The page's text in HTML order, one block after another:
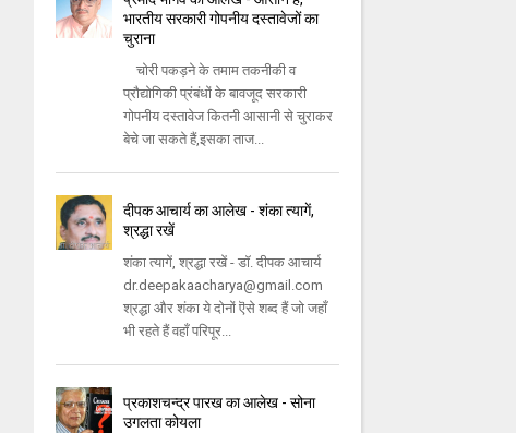
भारतीय सरकारी गोपनीय दस्तावेजों का
चुराना
चोरी पकड़ने के तमाम तकनीकी व
प्रौद्योगिकी प्रंबंधों के बावजूद सरकारी
गोपनीय दस्तावेज कितनी आसानी से चुराकर
बेचे जा सकते हैं,इसका ताज...
दीपक आचार्य का आलेख - शंका त्यागें,
श्रद्धा रखें
शंका त्यागें, श्रद्धा रखें - डॉ. दीपक आचार्य
dr.deepakaacharya@gmail.com
श्रद्धा और शंका ये दोनों ऎसे शब्द हैं जो जहाँ
भी रहते हैं वहाँ परिपूर...
प्रकाशचन्द्र पारख का आलेख - सोना
उगलता कोयला